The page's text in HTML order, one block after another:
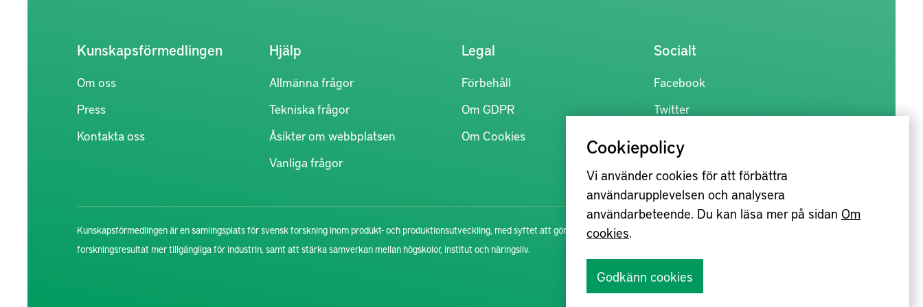
Cookiepolicy
Vi använder cookies för att förbättra
användarupplevelsen och analysera
användarbeteende. Du kan läsa mer på sidan Om
cookies.
Godkänn cookies
Kunskapsförmedlingen
Om oss
Press
Kontakta oss
Hjälp
Allmänna frågor
Tekniska frågor
Åsikter om webbplatsen
Vanliga frågor
Legal
Förbehåll
Om GDPR
Om Cookies
Socialt
Facebook
Twitter
Kunskapsförmedlingen är en samlingsplats för svensk forskning inom produkt- och produktionsutveckling, med syftet att göra
forskningsresultat mer tillgängliga för industrin, samt att stärka samverkan mellan högskolor, institut och näringsliv.